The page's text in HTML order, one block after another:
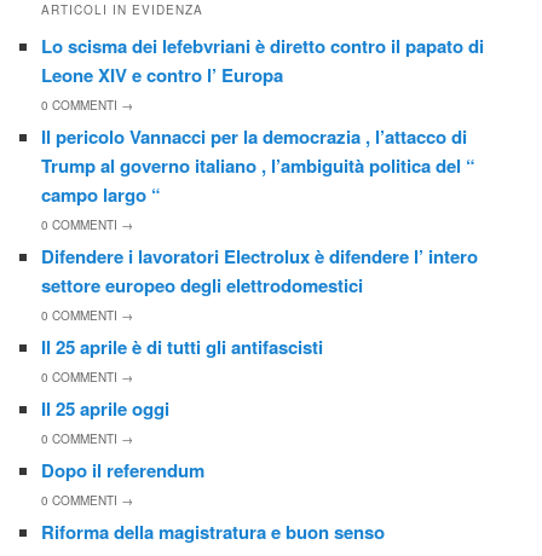
ARTICOLI IN EVIDENZA
Lo scisma dei lefebvriani è diretto contro il papato di
Leone XIV e contro l’ Europa
0COMMENTI →
Il pericolo Vannacci per la democrazia , l’attacco di
Trump al governo italiano , l’ambiguità politica del “
campo largo “
0COMMENTI →
Difendere i lavoratori Electrolux è difendere l’ intero
settore europeo degli elettrodomestici
0COMMENTI →
Il 25 aprile è di tutti gli antifascisti
0COMMENTI →
Il 25 aprile oggi
0COMMENTI →
Dopo il referendum
0COMMENTI →
Riforma della magistratura e buon senso